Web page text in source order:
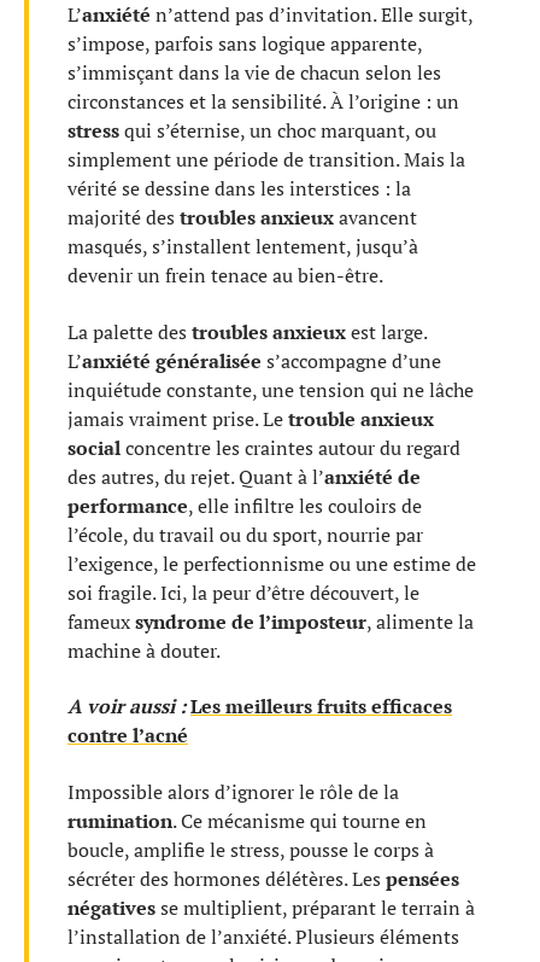
L’anxiété n’attend pas d’invitation. Elle surgit,
s’impose, parfois sans logique apparente,
s’immisçant dans la vie de chacun selon les
circonstances et la sensibilité. À l’origine : un
stressqui s’éternise, un choc marquant, ou
simplement une période de transition. Mais la
vérité se dessine dans les interstices : la
majorité des troubles anxieuxavancent
masqués, s’installent lentement, jusqu’à
devenir un frein tenace au bien-être.
La palette des troubles anxieuxest large.
L’anxiété généralisée s’accompagne d’une
inquiétude constante, une tension qui ne lâche
jamais vraiment prise. Letrouble anxieux
socialconcentre les craintes autour du regard
des autres, du rejet. Quant à l’anxiété de
performance, elle infiltre les couloirs de
l’école, du travail ou du sport, nourrie par
l’exigence, le perfectionnisme ou une estime de
soi fragile. Ici, la peur d’être découvert, le
fameuxsyndrome de l’imposteur, alimente la
machine à douter.
A voir aussi :Les meilleurs fruits efficaces
contre l’acné
Impossible alors d’ignorer le rôle de la
rumination. Ce mécanisme qui tourne en
boucle, amplifie le stress, pousse le corps à
sécréter des hormones délétères. Les pensées
négativesse multiplient, préparant le terrain à
l’installation de l’anxiété. Plusieurs éléments